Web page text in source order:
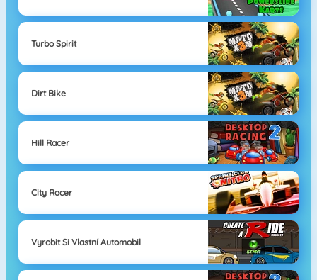
Turbo Spirit
Dirt Bike
Hill Racer
City Racer
Vyrobit Si Vlastní Automobil